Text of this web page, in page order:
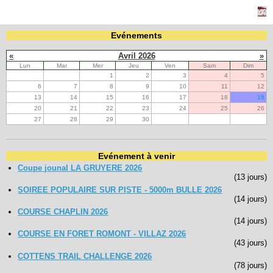
recherche
site map
messages récents
Ouverture de session
Nom d'utilisateur:
Mot de passe:
Créer un nouveau compte
Evénements
« Avril 2026 »
Lun Mar Mer Jeu Ven Sam
Dim
1
2 3 4
5
6
7 8 9 10 11
12
13
14 15 16 17 18
19
20
21 22 23 24 25
26
27
28 29 30
Evénement à venir
Coupe jounal LA GRUYERE 2026
(13 jours)
SOIREE POPULAIRE SUR PISTE - 5000m BULLE 2026
(14 jours)
COURSE CHAPLIN 2026
(14 jours)
COURSE EN FORET ROMONT - VILLAZ 2026
(43 jours)
COTTENS TRAIL CHALLENGE 2026
(78 jours)